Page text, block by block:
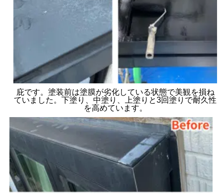
庇です。塗装前は塗膜が劣化している状態で美観を損ね
ていました。下塗り、中塗り、上塗りと3回塗りで耐久性
を高めています。